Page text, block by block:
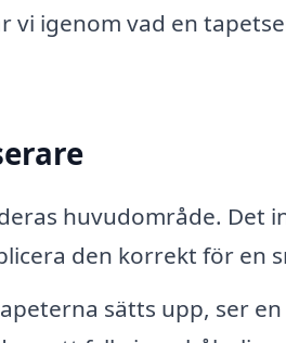
igenom vad en
huvudområde. Det
den korrekt för en
sätts upp, ser